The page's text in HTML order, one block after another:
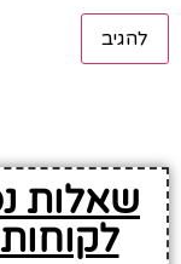
שאלות